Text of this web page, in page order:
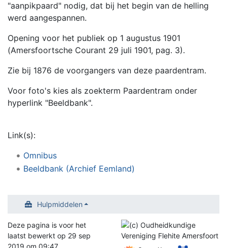
"aanpikpaard" nodig, dat bij het begin van de helling
werd aangespannen.
Opening voor het publiek op 1 augustus 1901
(Amersfoortsche Courant 29 juli 1901, pag. 3).
Zie bij 1876 de voorgangers van deze paardentram.
Voor foto's kies als zoekterm Paardentram onder
hyperlink "Beeldbank".
Link(s):
Omnibus
Beeldbank (Archief Eemland)
Hulpmiddelen
Deze pagina is voor het
laatst bewerkt op 29 sep
2019 om 09:47.